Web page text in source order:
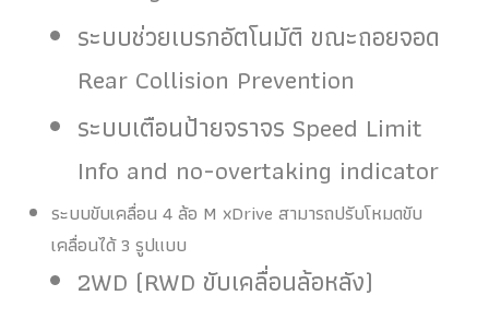
ระบบช่วยเบรกอัตโนมัติ ขณะถอยจอด
Rear Collision Prevention
ระบบเตือนป้ายจราจร Speed Limit
Info and no-overtaking indicator
ระบบขับเคลื่อน 4 ล้อ M xDrive สามารถปรับโหมดขับ
เคลื่อนได้ 3 รูปแบบ
2WD (RWD ขับเคลื่อนล้อหลัง)